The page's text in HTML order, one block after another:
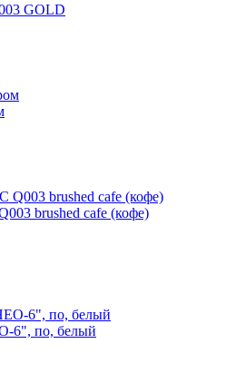
GOLD
brushed cafe (кофе)
6", по, белый